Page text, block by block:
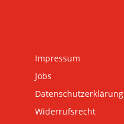
Impressum
Jobs
Datenschutzerklärung
Widerrufsrecht